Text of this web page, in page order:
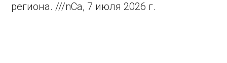
региона. ///nCa, 7 июля 2026 г.